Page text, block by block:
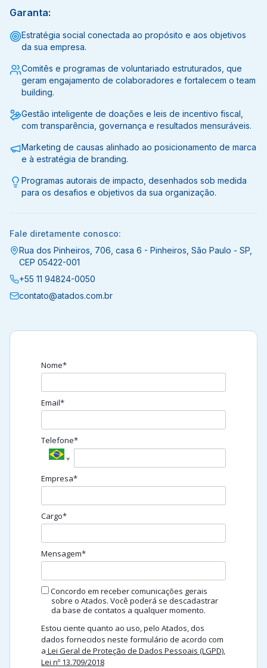
Garanta:
Estratégia social conectada ao propósito e aos objetivos
da sua empresa.
Comitês e programas de voluntariado estruturados, que
geram engajamento de colaboradores e fortalecem o team
building.
Gestão inteligente de doações e leis de incentivo fiscal,
com transparência, governança e resultados mensuráveis.
Marketing de causas alinhado ao posicionamento de marca
e à estratégia de branding.
Programas autorais de impacto, desenhados sob medida
para os desafios e objetivos da sua organização.
Fale diretamente conosco:
Rua dos Pinheiros, 706, casa 6 - Pinheiros, São Paulo - SP,
CEP 05422-001
+55 11 94824-0050
contato@atados.com.br
Nome*
Email*
Telefone*
Empresa*
Cargo*
Mensagem*
Concordo em receber comunicações gerais
sobre o Atados. Você poderá se descadastrar
da base de contatos a qualquer momento.
Estou ciente quanto ao uso, pelo Atados, dos
dados fornecidos neste formulário de acordo com
a Lei Geral de Proteção de Dados Pessoais (LGPD),
Lei nº 13.709/2018